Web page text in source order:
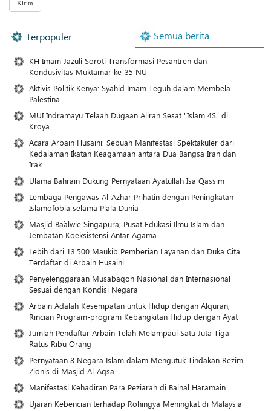
Terpopuler Semua berita
KH Imam Jazuli Soroti Transformasi Pesantren dan
Kondusivitas Muktamar ke-35 NU
Aktivis Politik Kenya: Syahid Imam Teguh dalam Membela
Palestina
MUI Indramayu Telaah Dugaan Aliran Sesat "Islam 4S" di
Kroya
Acara Arbain Husaini: Sebuah Manifestasi Spektakuler dari
Kedalaman Ikatan Keagamaan antara Dua Bangsa Iran dan
Irak
Ulama Bahrain Dukung Pernyataan Ayatullah Isa Qassim
Lembaga Pengawas Al-Azhar Prihatin dengan Peningkatan
Islamofobia selama Piala Dunia
Masjid Ba`alwie Singapura; Pusat Edukasi Ilmu Islam dan
Jembatan Koeksistensi Antar Agama
Lebih dari 13.500 Maukib Pemberian Layanan dan Duka Cita
Terdaftar di Arbain Husaini
Penyelenggaraan Musabaqoh Nasional dan Internasional
Sesuai dengan Kondisi Negara
Arbain Adalah Kesempatan untuk Hidup dengan Alquran;
Rincian Program-program Kebangkitan Hidup dengan Ayat
Jumlah Pendaftar Arbain Telah Melampaui Satu Juta Tiga
Ratus Ribu Orang
Pernyataan 8 Negara Islam dalam Mengutuk Tindakan Rezim
Zionis di Masjid Al-Aqsa
Manifestasi Kehadiran Para Peziarah di Bainal Haramain
Ujaran Kebencian terhadap Rohingya Meningkat di Malaysia